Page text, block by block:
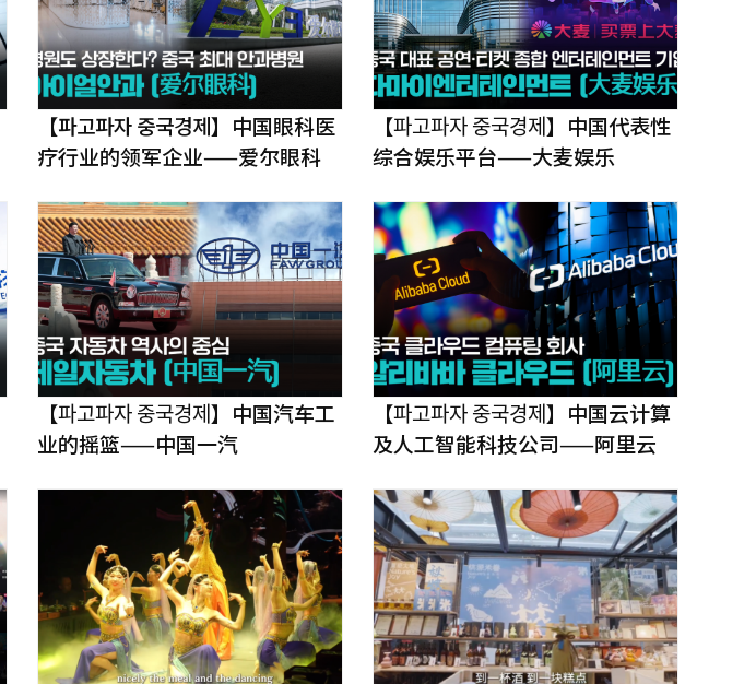
【파고파자 중국경제】中国眼科医
疗行业的领军企业——爱尔眼科
【파고파자 중국경제】中国代表性
综合娱乐平台——大麦娱乐
【파고파자 중국경제】中国汽车工
业的摇篮——中国一汽
【파고파자 중국경제】中国云计算
及人工智能科技公司——阿里云